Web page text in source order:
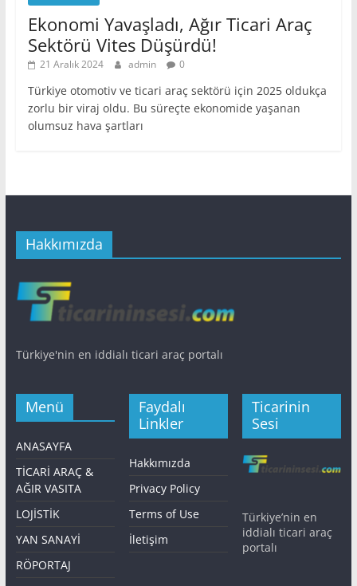
Ekonomi Yavaşladı, Ağır Ticari Araç
Sektörü Vites Düşürdü!
21 Aralık 2024 admin 0
Türkiye otomotiv ve ticari araç sektörü için 2025 oldukça
zorlu bir viraj oldu. Bu süreçte ekonomide yaşanan
olumsuz hava şartları
Hakkımızda
Türkiye'nin en iddialı ticari araç portalı
Menü
ANASAYFA
TİCARİ ARAÇ &
AĞIR VASITA
LOJİSTİK
YAN SANAYİ
RÖPORTAJ
Faydalı
Linkler
Hakkımızda
Privacy Policy
Terms of Use
İletişim
Ticarinin
Sesi
Türkiye’nin en
iddialı ticari araç
portalı